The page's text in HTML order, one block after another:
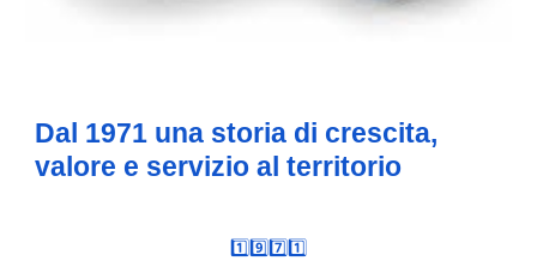
Dal 1971 una storia di crescita,
valore e servizio al territorio
1️⃣9️⃣7️⃣1️⃣